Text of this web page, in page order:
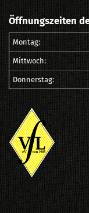
Öffnungszeiten
Montag:
Mittwoch:
Donnerstag: